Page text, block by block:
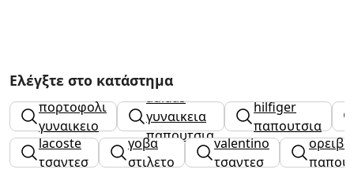
Ελέγξτε στο κατάστημα
πορτοφολι
γυναικειο
adidas
γυναικεια
παπουτσια
hilfiger
παπουτσια
γυναικεια
lacoste
τσαντεσ
γοβα
στιλετο
valentino
τσαντεσ